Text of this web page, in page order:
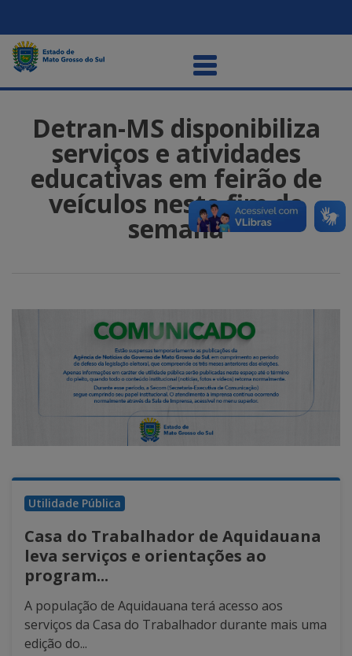
Detran-MS disponibiliza
serviços e atividades
educativas em feirão de
veículos neste fim de
semana
Utilidade Pública
Casa do Trabalhador de Aquidauana
leva serviços e orientações ao
program...
A população de Aquidauana terá acesso aos
serviços da Casa do Trabalhador durante mais uma
edição do...